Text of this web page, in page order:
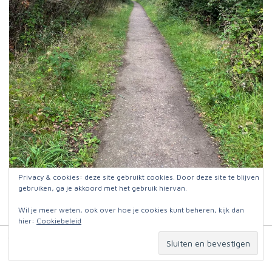
Veel leuke weggetjes vandaag
Privacy & cookies: deze site gebruikt cookies. Door deze site te blijven
gebruiken, ga je akkoord met het gebruik hiervan.
Wil je meer weten, ook over hoe je cookies kunt beheren, kijk dan
hier: Cookiebeleid